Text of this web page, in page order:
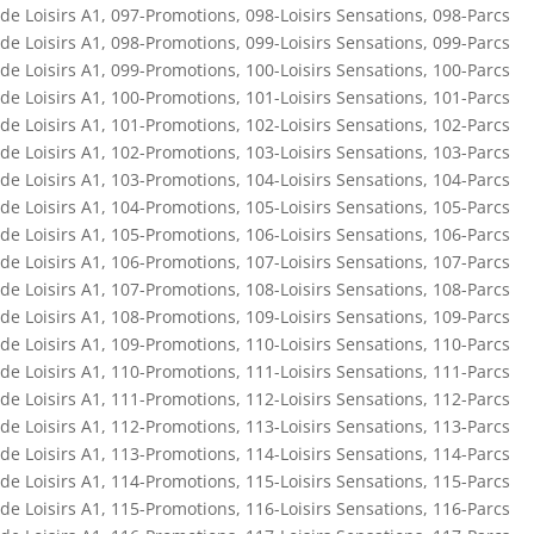
de Loisirs A1 , 097-Promotions, 098-Loisirs Sensations, 098-Parcs
de Loisirs A1 , 098-Promotions, 099-Loisirs Sensations, 099-Parcs
de Loisirs A1 , 099-Promotions, 100-Loisirs Sensations, 100-Parcs
de Loisirs A1 , 100-Promotions, 101-Loisirs Sensations, 101-Parcs
de Loisirs A1 , 101-Promotions, 102-Loisirs Sensations, 102-Parcs
de Loisirs A1 , 102-Promotions, 103-Loisirs Sensations, 103-Parcs
de Loisirs A1 , 103-Promotions, 104-Loisirs Sensations, 104-Parcs
de Loisirs A1 , 104-Promotions, 105-Loisirs Sensations, 105-Parcs
de Loisirs A1 , 105-Promotions, 106-Loisirs Sensations, 106-Parcs
de Loisirs A1 , 106-Promotions, 107-Loisirs Sensations, 107-Parcs
de Loisirs A1 , 107-Promotions, 108-Loisirs Sensations, 108-Parcs
de Loisirs A1 , 108-Promotions, 109-Loisirs Sensations, 109-Parcs
de Loisirs A1 , 109-Promotions, 110-Loisirs Sensations, 110-Parcs
de Loisirs A1 , 110-Promotions, 111-Loisirs Sensations, 111-Parcs
de Loisirs A1 , 111-Promotions, 112-Loisirs Sensations, 112-Parcs
de Loisirs A1 , 112-Promotions, 113-Loisirs Sensations, 113-Parcs
de Loisirs A1 , 113-Promotions, 114-Loisirs Sensations, 114-Parcs
de Loisirs A1 , 114-Promotions, 115-Loisirs Sensations, 115-Parcs
de Loisirs A1 , 115-Promotions, 116-Loisirs Sensations, 116-Parcs